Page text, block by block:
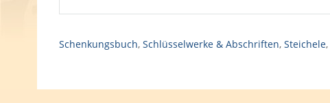
Schenkungsbuch, Schlüsselwerke & Abschriften, Steichele,